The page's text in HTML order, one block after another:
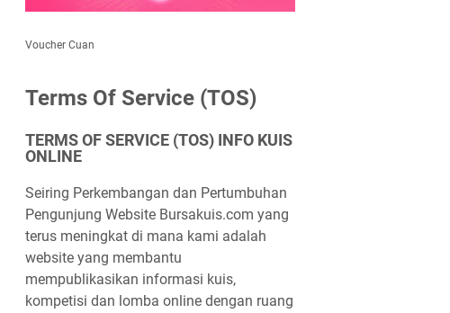
Voucher Cuan
Terms Of Service (TOS)
TERMS OF SERVICE (TOS) INFO KUIS
ONLINE
Seiring Perkembangan dan Pertumbuhan
Pengunjung Website Bursakuis.com yang
terus meningkat di mana kami adalah
website yang membantu
mempublikasikan informasi kuis,
kompetisi dan lomba online dengan ruang